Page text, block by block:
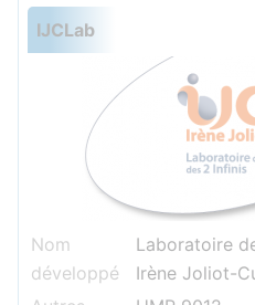
IJCLab
Nom
développé
Laboratoire
Irène Joliot-